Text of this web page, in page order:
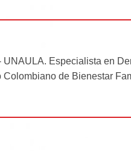
Especialista en
de Bienestar